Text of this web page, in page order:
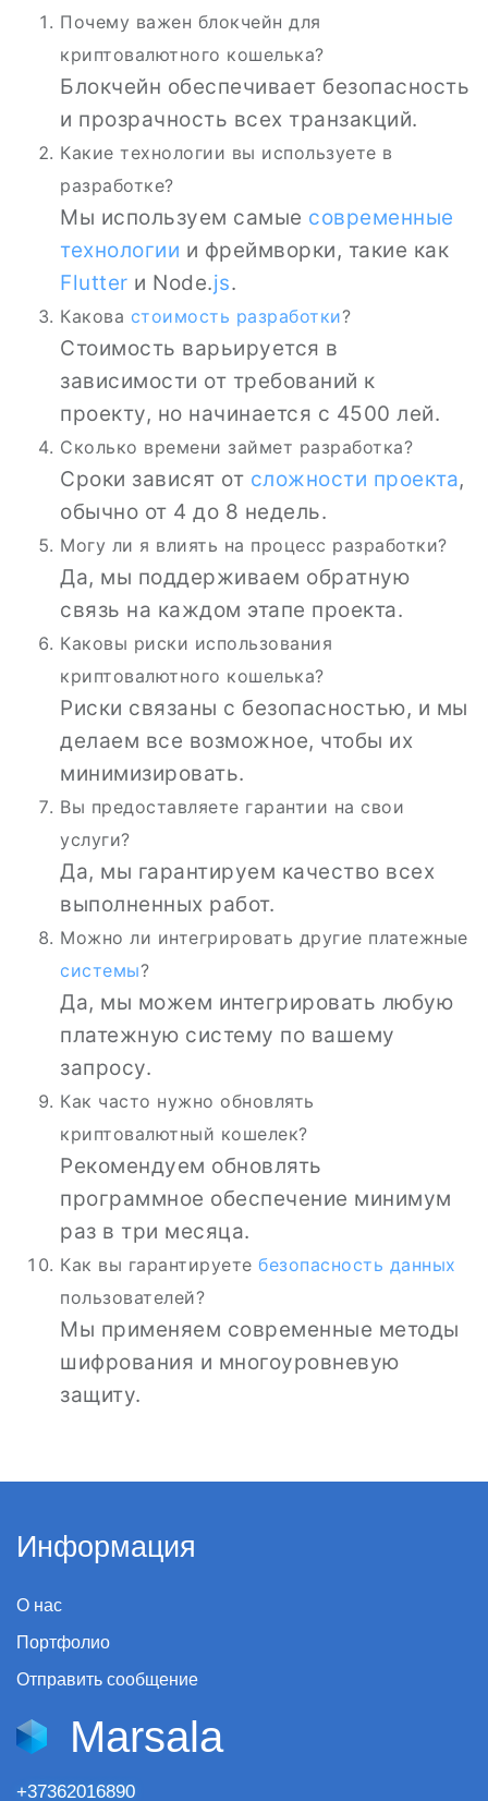
Почему важен блокчейн для
криптовалютного кошелька?
Блокчейн обеспечивает безопасность
и прозрачность всех транзакций.
Какие технологии вы используете в
разработке?
Мы используем самые современные
технологии и фреймворки, такие как
Flutter и Node.js.
Какова стоимость разработки?
Стоимость варьируется в
зависимости от требований к
проекту, но начинается с 4500 лей.
Сколько времени займет разработка?
Сроки зависят от сложности проекта,
обычно от 4 до 8 недель.
Могу ли я влиять на процесс разработки?
Да, мы поддерживаем обратную
связь на каждом этапе проекта.
Каковы риски использования
криптовалютного кошелька?
Риски связаны с безопасностью, и мы
делаем все возможное, чтобы их
минимизировать.
Вы предоставляете гарантии на свои
услуги?
Да, мы гарантируем качество всех
выполненных работ.
Можно ли интегрировать другие платежные
системы?
Да, мы можем интегрировать любую
платежную систему по вашему
запросу.
Как часто нужно обновлять
криптовалютный кошелек?
Рекомендуем обновлять
программное обеспечение минимум
раз в три месяца.
Как вы гарантируете безопасность данных
пользователей?
Мы применяем современные методы
шифрования и многоуровневую
защиту.
Информация
О нас
Портфолио
Отправить сообщение
Marsala
+37362016890